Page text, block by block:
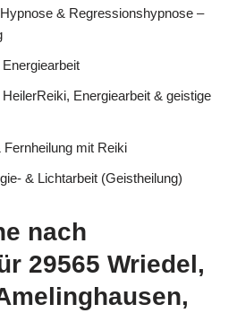
& Regressionshypnose –
Energiearbeit & geistige
mit Reiki
& Lichtarbeit (Geistheilung)
nach
29565 Wriedel,